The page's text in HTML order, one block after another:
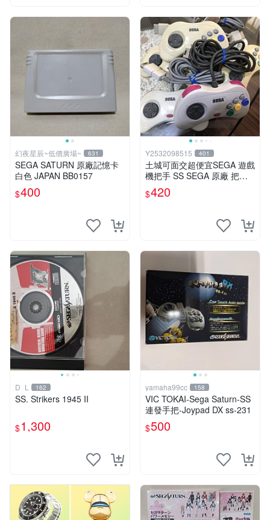
幻夜星辰~低價廣場~ 631
SEGA SATURN 原廠記憶卡
白色 JAPAN BB0157
$400
Y2532098515 401
土城可面交超便宜SEGA 遊戲
機把手 SS SEGA 原廠 把手
手柄
$420
D_L 162
SS. Strikers 1945 II
$1,300
yamaha99cc 158
VIC TOKAI-Sega Saturn-SS
連發手把-Joypad DX ss-231
$500